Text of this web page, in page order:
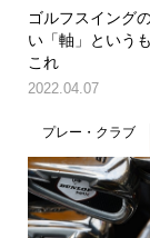
ゴルフスイング
い「軸」という
これ
2022.04.07
プレー・クラブ